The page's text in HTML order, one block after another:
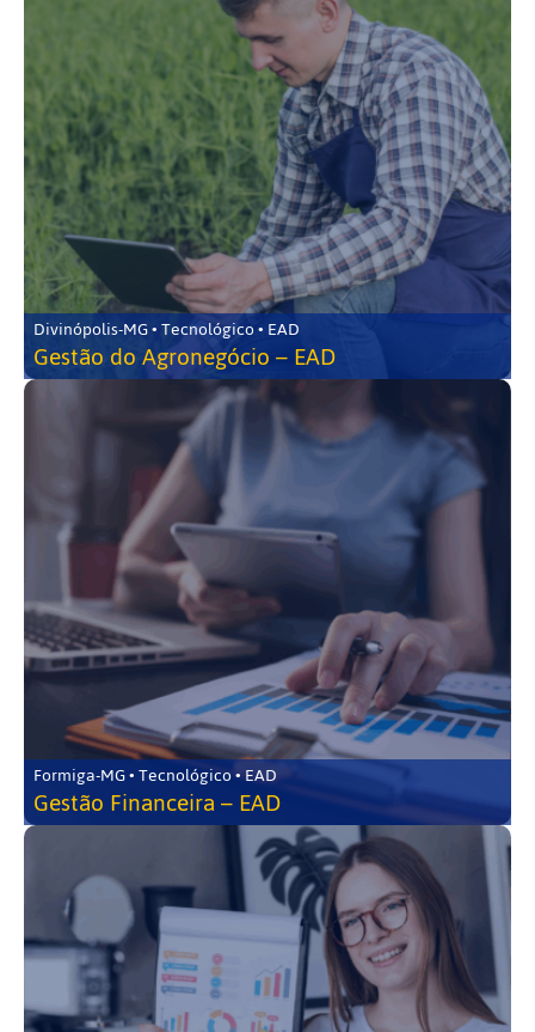
Divinópolis-MG • Tecnológico • EAD
Gestão do Agronegócio – EAD
Formiga-MG • Tecnológico • EAD
Gestão Financeira – EAD